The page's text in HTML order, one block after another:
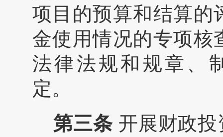
项目的预算和结算的
金使用情况的专项核
法律法规和规章、
定。
第三条 开展财政